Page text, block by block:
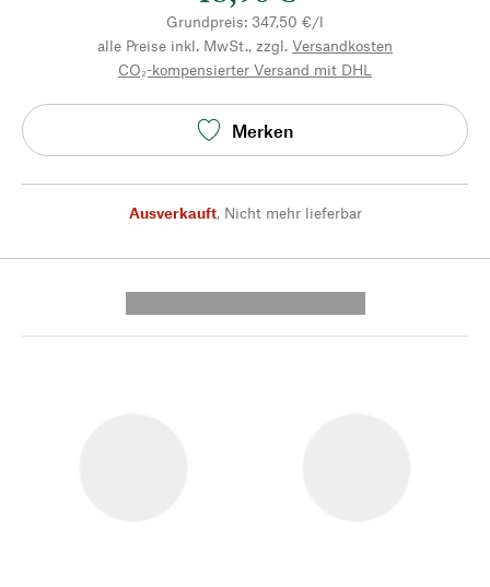
Grundpreis: 347,50 €/l
alle Preise inkl. MwSt., zzgl. Versandkosten
CO₂-kompensierter Versand mit DHL
Merken
Ausverkauft, Nicht mehr lieferbar